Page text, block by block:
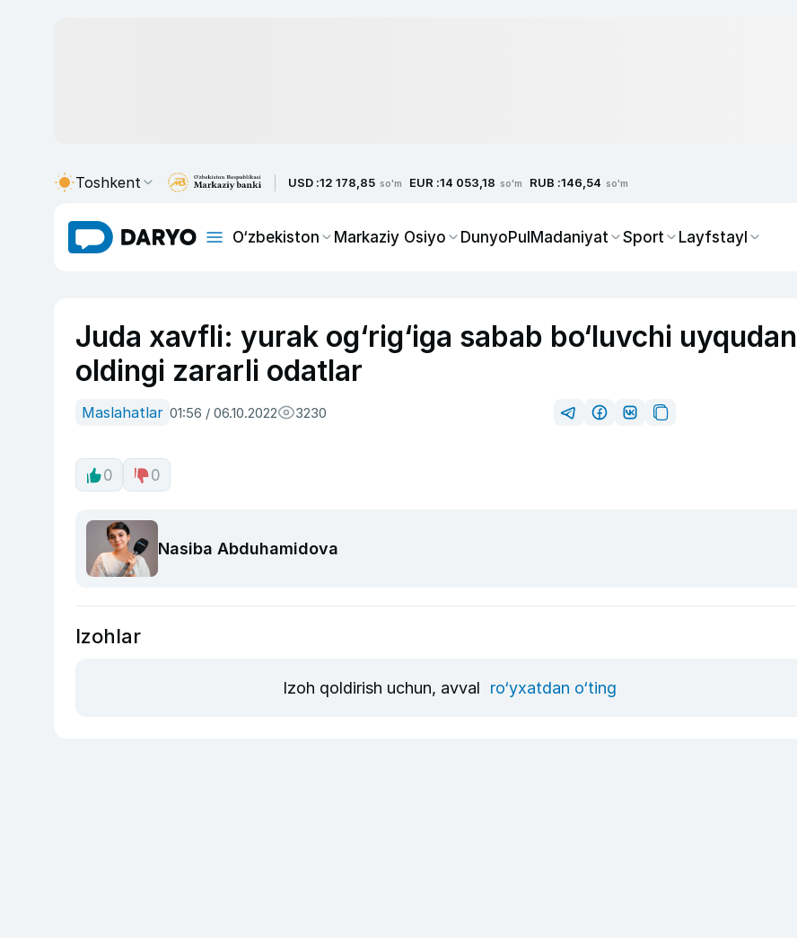
Toshkent USD :12 178,85 so'm EUR :14 053,18 so'm RUB :146,54 so'm
O‘zbekiston Markaziy Osiyo DunyoPulMadaniyat Sport Layfstayl
Juda xavfli: yurak og‘rig‘iga sabab bo‘luvchi uyqudan
oldingi zararli odatlar
Maslahatlar 01:56 / 06.10.2022 3230
0 0
Nasiba Abduhamidova
Izohlar
Izoh qoldirish uchun, avval ro‘yxatdan o‘ting